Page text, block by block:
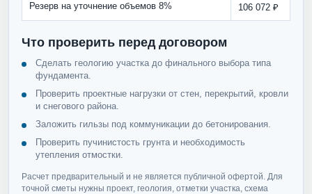
Резерв на уточнение объемов 8% 106 072 ₽
Что проверить перед договором
Сделать геологию участка до финального выбора типа
фундамента.
Проверить проектные нагрузки от стен, перекрытий, кровли
и снегового района.
Заложить гильзы под коммуникации до бетонирования.
Проверить пучинистость грунта и необходимость
утепления отмостки.
Расчет предварительный и не является публичной офертой. Для
точной сметы нужны проект, геология, отметки участка, схема